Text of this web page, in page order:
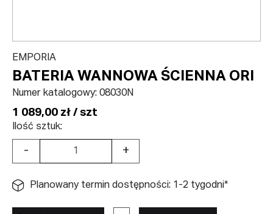
EMPORIA
BATERIA WANNOWA ŚCIENNA ORI
Numer katalogowy: 08030N
1 089,00 zł / szt
Ilość sztuk:
- +
Planowany termin dostępności: 1-2 tygodni*